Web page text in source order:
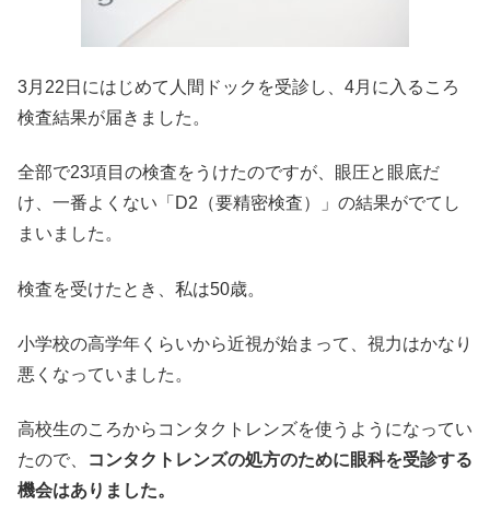
3月22日にはじめて人間ドックを受診し、4月に入るころ
検査結果が届きました。
全部で23項目の検査をうけたのですが、眼圧と眼底だ
け、一番よくない「D2（要精密検査）」の結果がでてし
まいました。
検査を受けたとき、私は50歳。
小学校の高学年くらいから近視が始まって、視力はかなり
悪くなっていました。
高校生のころからコンタクトレンズを使うようになってい
たので、
コンタクトレンズの処方のために眼科を受診する
機会はありました。